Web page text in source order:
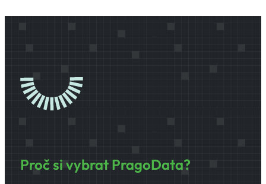
Proč si vybrat PragoData?